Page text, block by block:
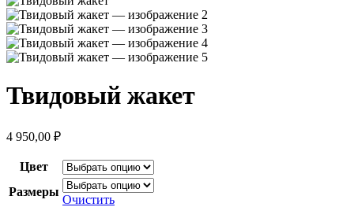
Твидовый жакет
4 950,00 ₽
Цвет
Размеры
Очистить